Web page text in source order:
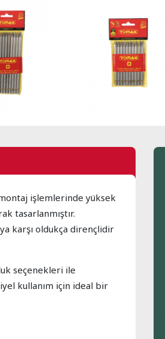
işlemlerinde yüksek
tasarlanmıştır.
karşı oldukça dirençlidir
seçenekleri ile
kullanım için ideal bir